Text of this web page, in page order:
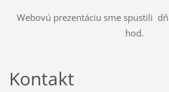
Webovú prezentáciu sme spustili
hod.
Kontakt